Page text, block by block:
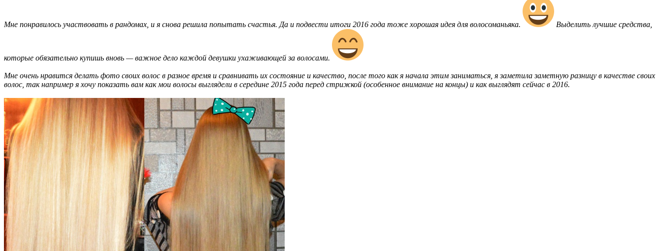
Мне понравилось участвовать в рандомах, и я снова решила попытать счастья. Да и подвести итоги 2016 года тоже хорошая идея для волосоманьяка. Выделить лучшие средства,
которые обязательно купишь вновь — важное дело каждой девушки ухаживающей за волосами.
Мне очень нравится делать фото своих волос в разное время и сравнивать их состояние и качество, после того как я начала этим заниматься, я заметила заметную разницу в качестве своих
волос, так например я хочу показать вам как мои волосы выглядели в середине 2015 года перед стрижкой (особенное внимание на концы) и как выглядят сейчас в 2016.